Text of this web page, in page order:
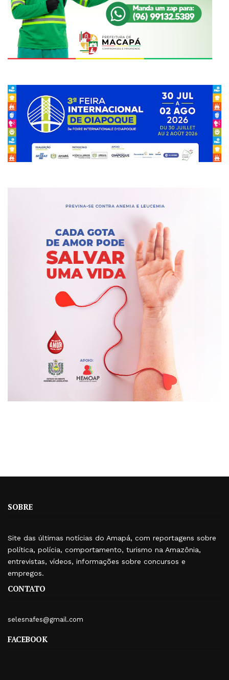
SOBRE
Site das últimas notícias do Amapá, com reportagens sobre
política, polícia, comportamento, turismo na Amazônia,
entrevistas, vídeos, informações sobre concursos e
empregos.
CONTATO
selesnafes@gmail.com
FACEBOOK